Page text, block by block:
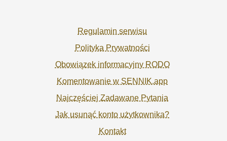
Regulamin serwisu
Polityka Prywatności
Obowiązek informacyjny RODO
Komentowanie w SENNIK.app
Najczęściej Zadawane Pytania
Jak usunąć konto użytkownika?
Kontakt